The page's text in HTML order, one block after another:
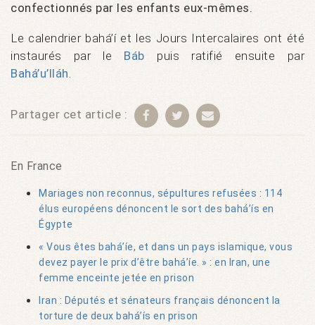
confectionnés par les enfants eux-mêmes.
Le calendrier bahá’í et les Jours Intercalaires ont été
instaurés par le Báb puis ratifié ensuite par
Bahá’u’lláh.
Partager cet article :
En France
Mariages non reconnus, sépultures refusées : 114
élus européens dénoncent le sort des bahá’ís en
Égypte
« Vous êtes bahá’íe, et dans un pays islamique, vous
devez payer le prix d’être bahá’íe. » : en Iran, une
femme enceinte jetée en prison
Iran : Députés et sénateurs français dénoncent la
torture de deux bahá’ís en prison